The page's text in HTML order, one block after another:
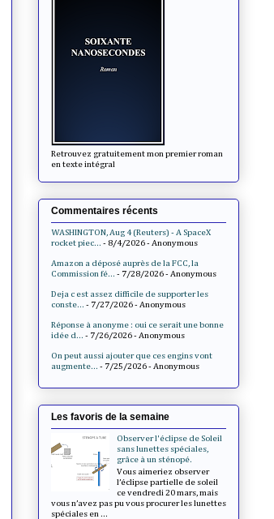
Retrouvez gratuitement mon premier roman
en texte intégral
Commentaires récents
WASHINGTON, Aug 4 (Reuters) - A SpaceX
rocket piec... - 8/4/2026- Anonymous
Amazon a déposé auprès de la FCC, la
Commission fé... - 7/28/2026- Anonymous
Deja c est assez difficile de supporter les
conste... - 7/27/2026- Anonymous
Réponse à anonyme : oui ce serait une bonne
idée d... - 7/26/2026- Anonymous
On peut aussi ajouter que ces engins vont
augmente... - 7/25/2026- Anonymous
Les favoris de la semaine
Observer l'éclipse de Soleil
sans lunettes spéciales,
grâce à un sténopé.
Vous aimeriez observer
l’éclipse partielle de soleil
ce vendredi 20 mars, mais
vous n’avez pas pu vous procurer les lunettes
spéciales en ...